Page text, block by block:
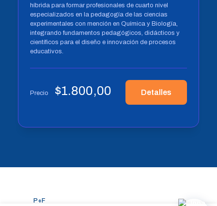
híbrida para formar profesionales de cuarto nivel
especializados en la pedagogía de las ciencias
experimentales con mención en Química y Biología,
integrando fundamentos pedagógicos, didácticos y
científicos para el diseño e innovación de procesos
educativos.
Precio $1.800,00 Detalles
P+F